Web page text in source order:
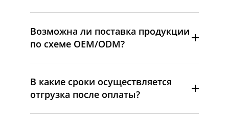
Возможна ли поставка продукции
по схеме OEM/ODM?
В какие сроки осуществляется
отгрузка после оплаты?